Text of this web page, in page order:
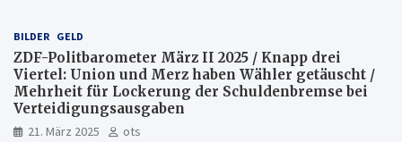
BILDER GELD
ZDF-Politbarometer März II 2025 / Knapp drei
Viertel: Union und Merz haben Wähler getäuscht /
Mehrheit für Lockerung der Schuldenbremse bei
Verteidigungsausgaben
21. März 2025
ots